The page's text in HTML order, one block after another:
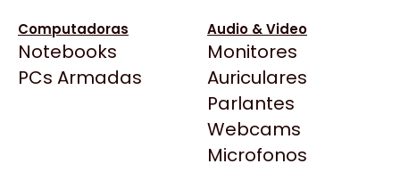
Computadoras
Notebooks
PCs Armadas
Audio & Video
Monitores
Auriculares
Parlantes
Webcams
Microfonos
BenQ
CX
Cooler Master
Todas las Tiendas
$105.954
Ver producto en la página de Max Tecno